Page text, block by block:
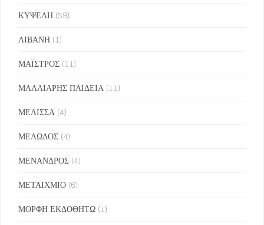
ΚΥΨΕΛΗ (59)
ΛΙΒΑΝΗ (1)
ΜΑΪΣΤΡΟΣ (11)
ΜΑΛΛΙΑΡΗΣ ΠΑΙΔΕΙΑ (11)
ΜΕΛΙΣΣΑ (4)
ΜΕΛΩΔΟΣ (4)
ΜΕΝΑΝΔΡΟΣ (4)
ΜΕΤΑΙΧΜΙΟ (6)
ΜΟΡΦΗ ΕΚΔΟΘΗΤΩ (1)